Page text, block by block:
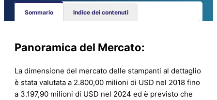
Sommario Indice dei contenuti
Panoramica del Mercato:
La dimensione del mercato delle stampanti al dettaglio
è stata valutata a 2.800,00 milioni di USD nel 2018 fino
a 3.197,90 milioni di USD nel 2024 ed è previsto che